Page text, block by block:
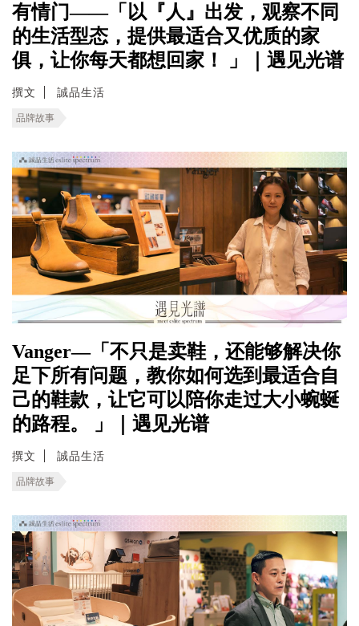
有情门——「以『人』出发，观察不同
的生活型态，提供最适合又优质的家
俱，让你每天都想回家！ 」｜遇见光谱
撰文 誠品生活
品牌故事
Vanger—「不只是卖鞋，还能够解决你
足下所有问题，教你如何选到最适合自
己的鞋款，让它可以陪你走过大小蜿蜒
的路程。 」｜遇见光谱
撰文 誠品生活
品牌故事